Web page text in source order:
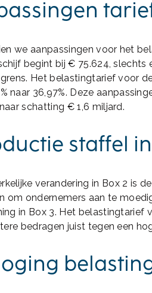
tarief
we aanpassingen voor het
begint bij € 75.624,
Het belastingtarief voor
naar 36,97%. Deze
schatting € 1,6 miljard.
staffel
verandering in Box 2 is
om ondernemers aan te
in Box 3. Het belastingtarief
bedragen juist tegen een